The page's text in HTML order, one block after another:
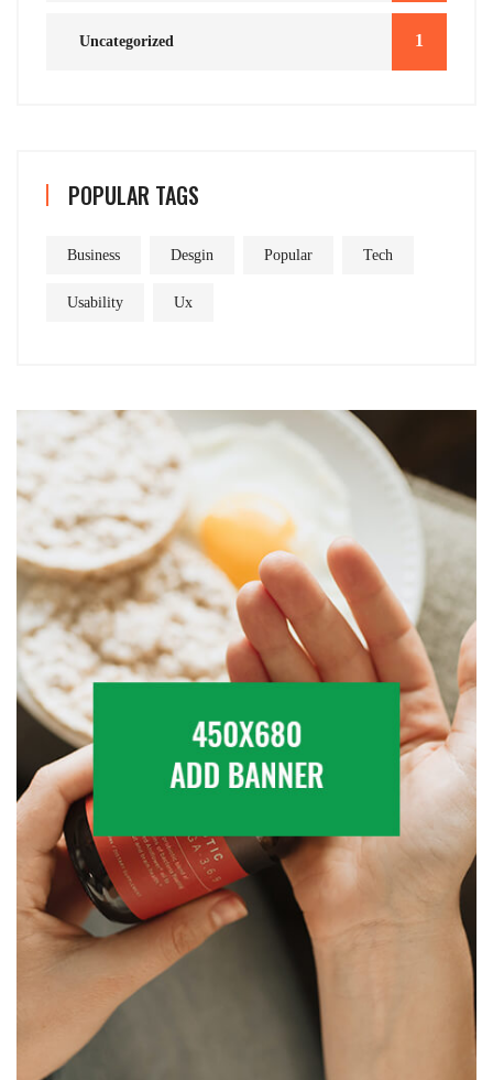
Uncategorized 1
POPULAR TAGS
Business Desgin Popular Tech
Usability Ux